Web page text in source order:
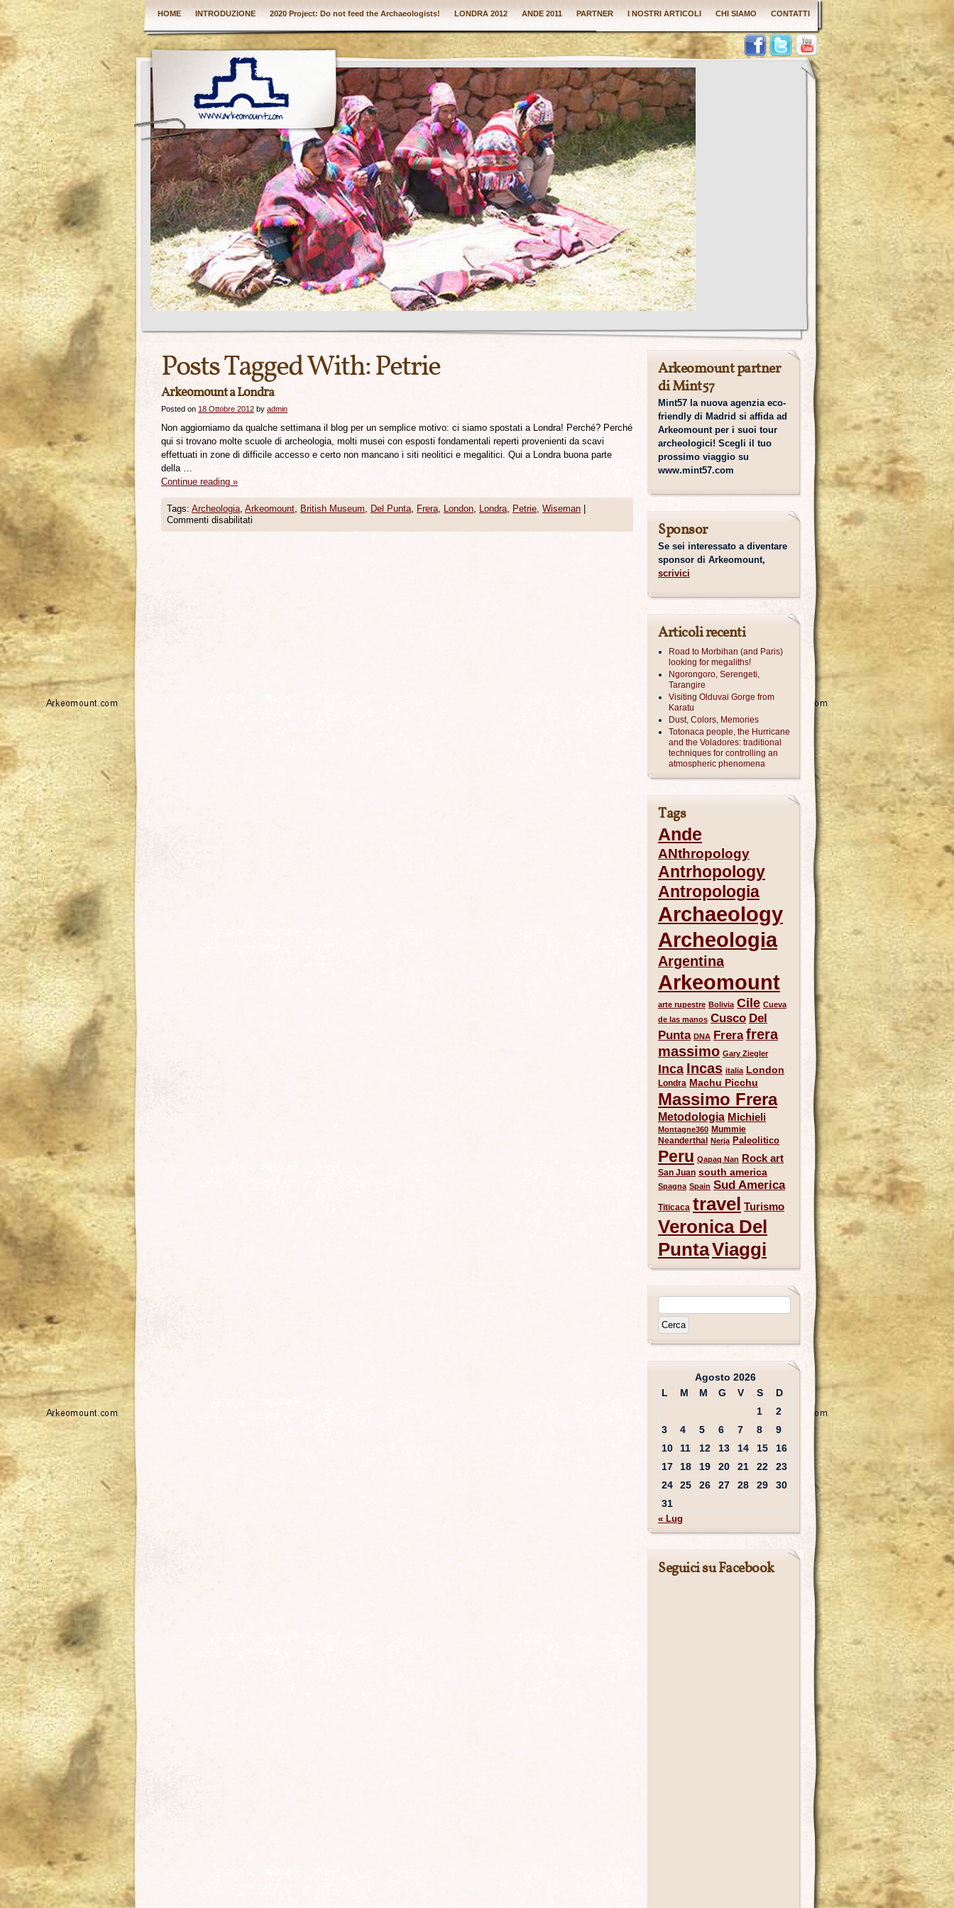
HOME INTRODUZIONE 2020 Project: Do not feed the Archaeologists! LONDRA 2012 ANDE 2011 PARTNER I NOSTRI ARTICOLI CHI SIAMO CONTATTI
Posts Tagged With:Petrie
Arkeomount a Londra
Posted on 18 Ottobre 2012 by admin
Non aggiorniamo da qualche settimana il blog per un semplice motivo: ci siamo spostati a Londra! Perché? Perché
qui si trovano molte scuole di archeologia, molti musei con esposti fondamentali reperti provenienti da scavi
effettuati in zone di difficile accesso e certo non mancano i siti neolitici e megalitici. Qui a Londra buona parte
della …
Continue reading »
Tags: Archeologia, Arkeomount, British Museum, Del Punta, Frera, London, Londra, Petrie, Wiseman
Commenti disabilitati
Arkeomount partner
di Mint57
Mint57 la nuova agenzia eco-
friendly di Madrid si affida ad
Arkeomount per i suoi tour
archeologici! Scegli il tuo
prossimo viaggio su
www.mint57.com
Sponsor
Se sei interessato a diventare
sponsor di Arkeomount,
scrivici
Articoli recenti
Road to Morbihan (and Paris)
looking for megaliths!
Ngorongoro, Serengeti,
Tarangire
Visiting Olduvai Gorge from
Karatu
Dust, Colors, Memories
Totonaca people, the Hurricane
and the Voladores: traditional
techniques for controlling an
atmospheric phenomena
Tags
Ande
ANthropology
Antrhopology
Antropologia
Archaeology
Archeologia
Argentina
Arkeomount
arte rupestre Bolivia Cile Cueva
de las manos Cusco Del
Punta DNA Frera frera
massimo Gary Ziegler
Inca Incas italia London
Londra Machu Picchu
Massimo Frera
Metodologia Michieli
Montagne360 Mummie
Neanderthal Nerja Paleolitico
Peru Qapaq Nan Rock art
San Juan south america
Spagna Spain Sud America
Titicaca travel Turismo
Veronica Del
PuntaViaggi
Agosto 2026
L
M M G V S
D
1
2
3
4 5 6 7 8
9
10
11 12 13 14 15
16
17
18 19 20 21 22
23
24
25 26 27 28 29
30
31
« Lug
Seguici su Facebook